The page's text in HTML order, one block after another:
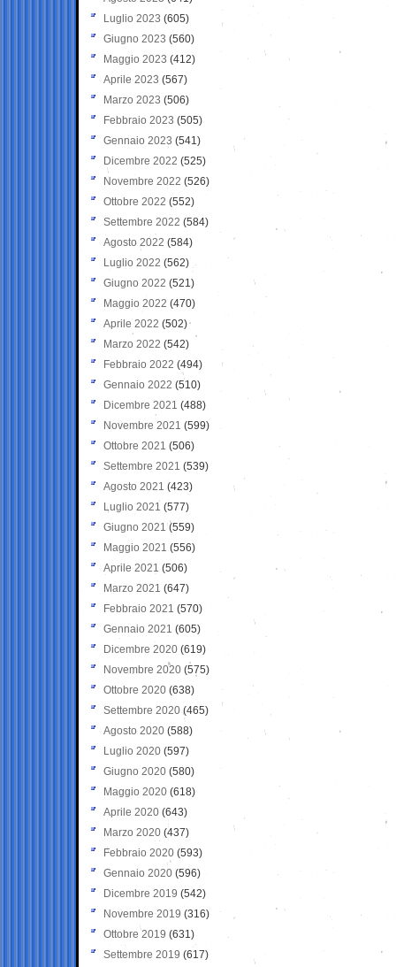
Luglio 2023 (605)
Giugno 2023 (560)
Maggio 2023 (412)
Aprile 2023 (567)
Marzo 2023 (506)
Febbraio 2023 (505)
Gennaio 2023 (541)
Dicembre 2022 (525)
Novembre 2022 (526)
Ottobre 2022 (552)
Settembre 2022 (584)
Agosto 2022 (584)
Luglio 2022 (562)
Giugno 2022 (521)
Maggio 2022 (470)
Aprile 2022 (502)
Marzo 2022 (542)
Febbraio 2022 (494)
Gennaio 2022 (510)
Dicembre 2021 (488)
Novembre 2021 (599)
Ottobre 2021 (506)
Settembre 2021 (539)
Agosto 2021 (423)
Luglio 2021 (577)
Giugno 2021(559)
Maggio 2021 (556)
Aprile 2021 (506)
Marzo 2021 (647)
Febbraio 2021 (570)
Gennaio 2021 (605)
Dicembre 2020 (619)
Novembre 2020 (575)
Ottobre 2020 (638)
Settembre 2020(465)
Agosto 2020 (588)
Luglio 2020 (597)
Giugno 2020 (580)
Maggio 2020 (618)
Aprile 2020 (643)
Marzo 2020 (437)
Febbraio 2020 (593)
Gennaio 2020 (596)
Dicembre 2019 (542)
Novembre 2019 (316)
Ottobre 2019 (631)
Settembre 2019 (617)